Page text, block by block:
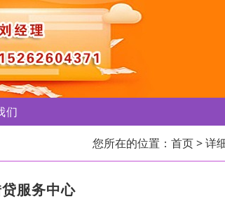
们
您所在的位置： 首页> 详
服务中心